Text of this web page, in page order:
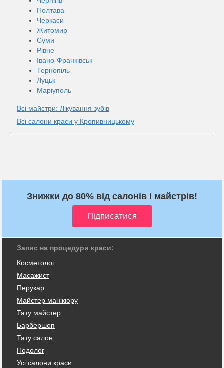
Полтава
Черкаси
Житомир
Суми
Рівне
Івано-Франківськ
Тернопіль
Луцьк
Маріуполь
Всі майстри: Лікування зубів
Всі салони краси у Кропивницькому
Знижки до 80% від салонів і майстрів!
Запис на процедури краси:
Косметолог
Масажист
Перукар
Майстер манікюру
Тату майстер
Барбершоп
Тату салон
Подолог
Усі салони краси